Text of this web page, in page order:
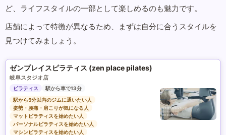
ど、ライフスタイルの一部として楽しめるのも魅力です。
店舗によって特徴が異なるため、まずは自分に合うスタイルを
見つけてみましょう。
ゼンプレイスピラティス (zen place pilates)
岐阜スタジオ店
ピラティス
駅から車で13分
駅から5分以内のジムに通いたい人
姿勢・腰痛・肩こりが気になる人
マットピラティスを始めたい人
パーソナルピラティスを始めたい人
マシンピラティスを始めたい人